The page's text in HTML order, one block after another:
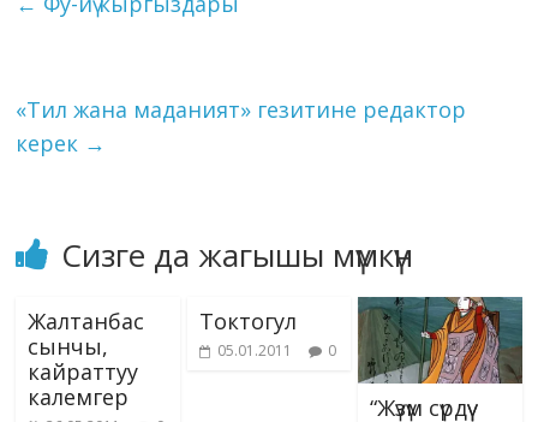
o m n
ni
k
«Тил жана маданият» гезитине редактор
керек →
Сизге да жагышы мүмкүн
Жалтанбас
сынчы,
кайраттуу
калемгер
Токтогул
05.01.2011 0
“Жүзүм сүрдүү